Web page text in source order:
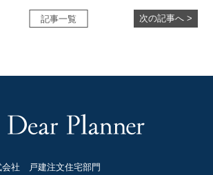
次の記事へ >
記事一覧
会社 戸建注文住宅部門